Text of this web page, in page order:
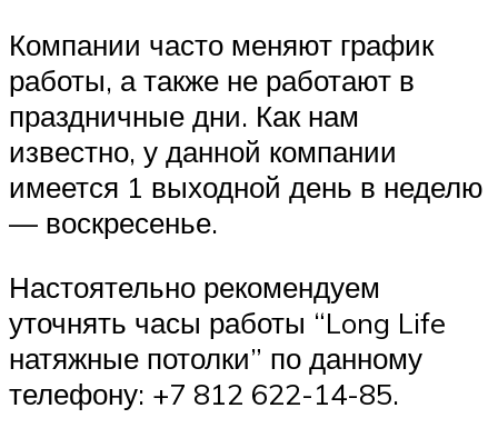
Компании часто меняют график
работы, а также не работают в
праздничные дни. Как нам
известно, у данной компании
имеется 1 выходной день в неделю
— воскресенье.
Настоятельно рекомендуем
уточнять часы работы “Long Life
натяжные потолки” по данному
телефону: +7 812 622-14-85.